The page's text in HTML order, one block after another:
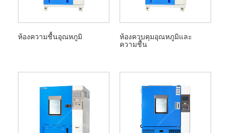
ห้องความชื้นอุณหภูมิ
ห้องควบคุมอุณหภูมิและ
ความชื้น